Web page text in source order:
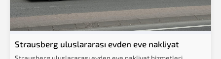
Strausberg uluslararası evden eve nakliyat